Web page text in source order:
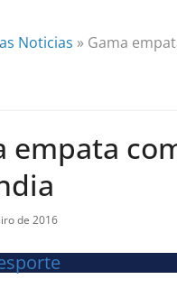
Noticias » Gama
empata
de 2016